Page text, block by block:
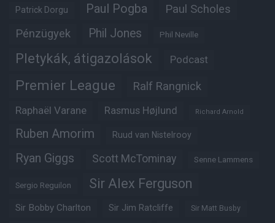
Patrick Dorgu Paul Pogba Paul Scholes
Pénzügyek Phil Jones Phil Neville
Pletykák, átigazolások Podcast
Premier League Ralf Rangnick
Raphaël Varane Rasmus Højlund Richard Arnold
Ruben Amorim Ruud van Nistelrooy
Ryan Giggs Scott McTominay Senne Lammens
Sergio Reguilon Sir Alex Ferguson
Sir Bobby Charlton Sir Jim Ratcliffe Sir Matt Busby